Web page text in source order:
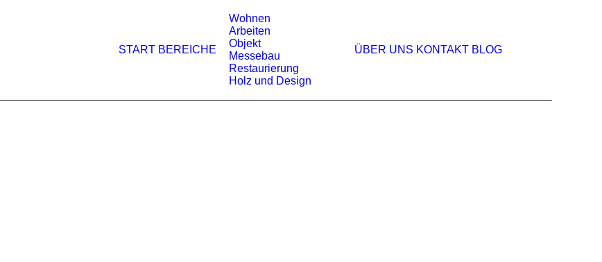
START BEREICHE
Wohnen
Arbeiten
Objekt
Messebau
Restaurierung
Holz und Design
ÜBER UNS KONTAKT BLOG